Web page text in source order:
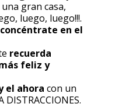
gran casa,
luego, luego!!!.
concéntrate en el
recuerda
feliz y
el ahora con un